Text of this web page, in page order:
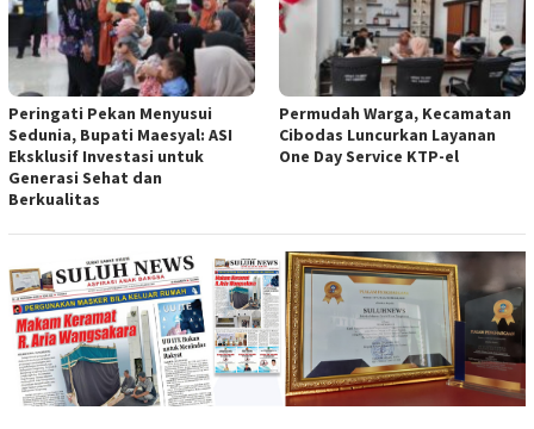
Peringati Pekan Menyusui
Sedunia, Bupati Maesyal: ASI
Eksklusif Investasi untuk
Generasi Sehat dan
Berkualitas
Permudah Warga, Kecamatan
Cibodas Luncurkan Layanan
One Day Service KTP-el